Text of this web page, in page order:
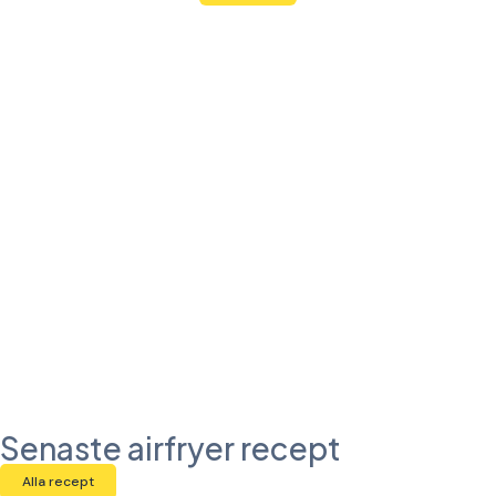
Senaste airfryer recept
Alla recept